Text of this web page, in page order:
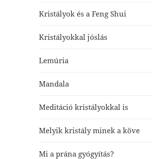
Kristályok és a Feng Shui
Kristályokkal jóslás
Lemúria
Mandala
Meditáció kristályokkal is
Melyik kristály minek a köve
Mi a prána gyógyítás?